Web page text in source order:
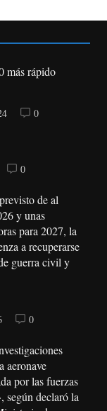
más rápido
0
0
de al
y unas
para 2027, la
a recuperarse
guerra civil y
0
aeronave
por las fuerzas
según declaró la